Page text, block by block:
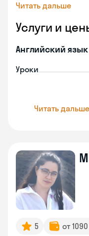
Читать дальше
Услуги и
Английский язык
Уроки
Читать дальше
5 от